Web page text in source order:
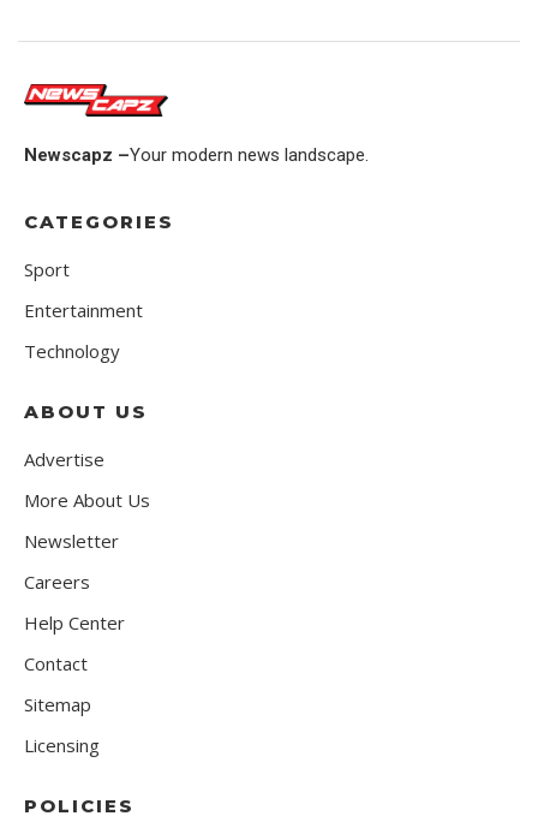
Newscapz –Your modern news landscape.
CATEGORIES
Sport
Entertainment
Technology
ABOUT US
Advertise
More About Us
Newsletter
Careers
Help Center
Contact
Sitemap
Licensing
POLICIES